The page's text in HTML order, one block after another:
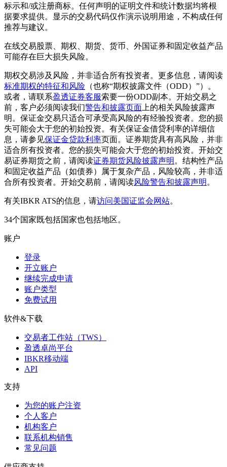
标示和/或注册商标。任何声明的证明文件和统计数据均将根
据要求提供。显示的交易代码仅作演示说明用途，不构成任何
推荐与建议。
在线交易股票、期权、期货、货币、外国证券和固定收益产品
可能存在巨大损失风险。
期权交易涉及风险，并非适合所有投资者。更多信息，请阅读
标准期权的特征和风险 （也称“期权披露文件（ODD）”）。
或者，请联系盈透证券客服索要一份ODD副本。开始交易之
前，客户必须阅读我们警告和披露页面 上的相关风险披露声
明。保证金交易只适合可承受高风险的有经验投资者。您的损
失可能会大于您的初始投资。有关保证金借贷利率的详细信
息，请参见保证金贷款利率页面。证券期货具有高风险，并非
适合所有投资者。您的损失可能会大于您的初始投资。开始交
易证券期货之前，请阅读证券期货风险披露声明 。结构性产品
和固定收益产品（如债券）属于复杂产品，风险较高，并非适
合所有投资者。开始交易前，请阅读风险警告和披露声明 。
有关IBKR ATS的信息，请访问美国证监会网站。
34个国家既包括国家也包括地区。
账户
登录
开立账户
继续完成申请
账户类型
免费试用
软件&下载
交易者工作站（TWS）
盈透卓尚平台
IBKR移动端
API
支持
为您的账户注资
个人客户
机构客户
联系机构销售
常见问题